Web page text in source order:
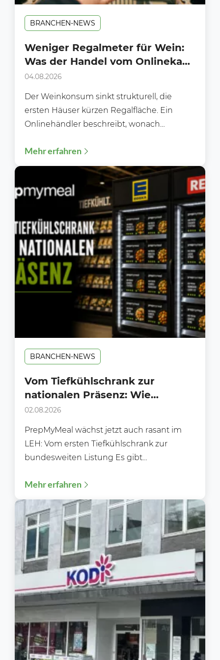
BRANCHEN-NEWS
Weniger Regalmeter für Wein:
Was der Handel vom Onlinekauf
lernen kann
04.08.2026
Der Weinkonsum sinkt strukturell, die
ersten Häuser kürzen Regalfläche. Ein
Onlinehändler beschreibt, wonach
suchen und was das...
Mehr erfahren
BRANCHEN-NEWS
Vom Tiefkühlschrank zur
nationalen Präsenz: Wie
PrepMyMeal den deutschen LEH
02.08.2026
PrepMyMeal wächst jetzt auch rasant im
LEH: Vom ersten Tiefkühlschrank zur
bundesweiten Listung Es gibt
hinweg im...
Mehr erfahren